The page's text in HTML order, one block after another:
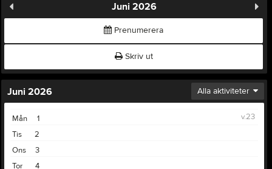
Juni 2026
Prenumerera
Skriv ut
Juni 2026 Alla aktiviteter
1
Mån
v.23
2
Tis
3
Ons
4
Tor